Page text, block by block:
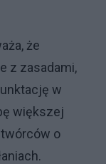
że
z zasadami,
w
większej
o